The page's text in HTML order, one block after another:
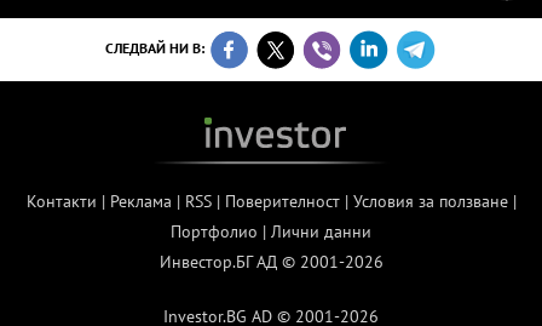
СЛЕДВАЙ НИ В:
Контакти | Реклама | RSS| Поверителност| Условия за ползване|
Портфолио | Лични данни
Инвестор.БГ АД © 2001-2026
Investor.BG AD © 2001-2026